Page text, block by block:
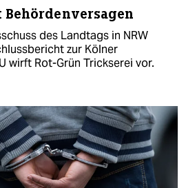
des Landtags in NRW
zur Kölner
wirft Rot-Grün Trickserei vor.